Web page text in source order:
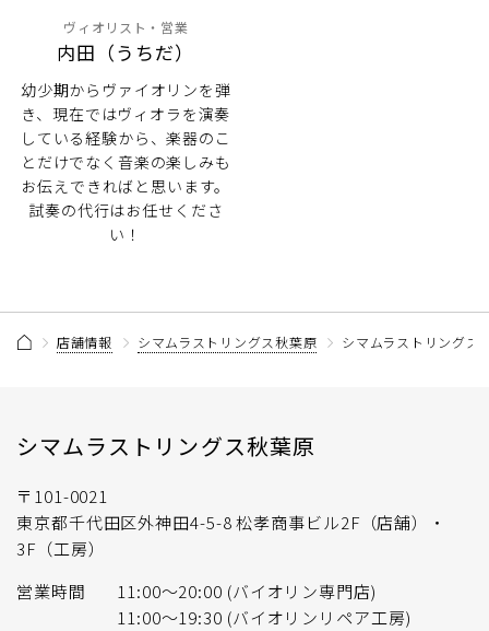
ヴィオリスト・営業
内田（うちだ）
幼少期からヴァイオリンを弾
き、現在ではヴィオラを演奏
している経験から、楽器のこ
とだけでなく音楽の楽しみも
お伝えできればと思います。
試奏の代行はお任せくださ
い！
店舗情報 シマムラストリングス秋葉原 シマムラストリングス
シマムラストリングス秋葉原
〒101-0021
東京都千代田区外神田4-5-8 松孝商事ビル2F（店舗）・
3F（工房）
営業時間
11:00〜20:00 (バイオリン専門店)
11:00〜19:30 (バイオリンリペア工房)